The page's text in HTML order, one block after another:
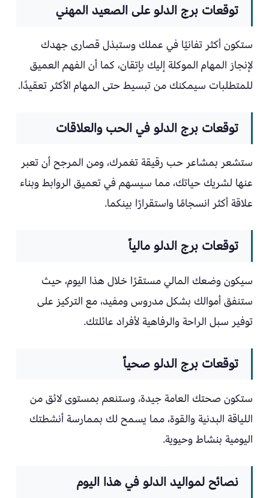
توقعات برج الدلو على الصعيد المهني
ستكون أكثر تفانيًا في عملك وستبذل قصارى جهدك
لإنجاز المهام الموكلة إليك بإتقان، كما أن الفهم العميق
للمتطلبات سيمكنك من تبسيط حتى المهام الأكثر تعقيدًا.
توقعات برج الدلو في الحب والعلاقات
ستشعر بمشاعر حب رقيقة تغمرك، ومن المرجح أن تعبر
عنها لشريك حياتك، مما سيسهم في تعميق الروابط وبناء
علاقة أكثر انسجامًا واستقرارًا بينكما.
توقعات برج الدلو مالياً
سيكون وضعك المالي مستقرًا خلال هذا اليوم، حيث
ستنفق أموالك بشكل مدروس ومفيد، مع التركيز على
توفير سبل الراحة والرفاهية لأفراد عائلتك.
توقعات برج الدلو صحياً
ستكون صحتك العامة جيدة، وستنعم بمستوى لائق من
اللياقة البدنية والقوة، مما يسمح لك بممارسة أنشطتك
اليومية بنشاط وحيوية.
نصائح لمواليد الدلو في هذا اليوم